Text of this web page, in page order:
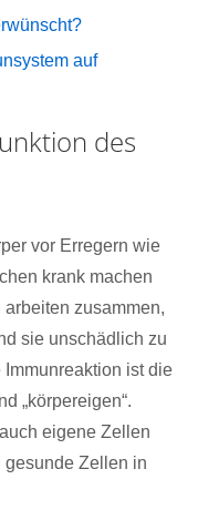
auf
des
vor Erregern wie
krank machen
zusammen,
sie unschädlich zu
ist die
„körpereigen“.
eigene Zellen
Zellen in